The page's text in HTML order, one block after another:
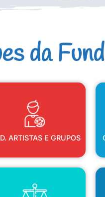
da
ARTISTAS E GRUPOS
ARTISTAS E GRUPOS
LEGISLAÇÃO